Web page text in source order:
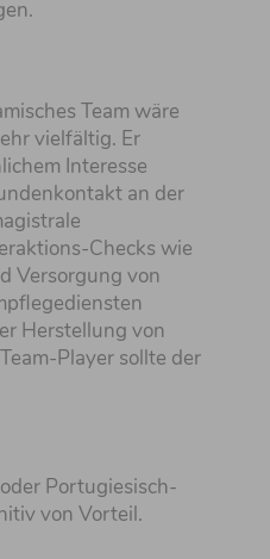
Team wäre
vielfältig. Er
Interesse
an der
Checks wie
Versorgung von
Herstellung von
Player sollte der
Portugiesisch-
von Vorteil.